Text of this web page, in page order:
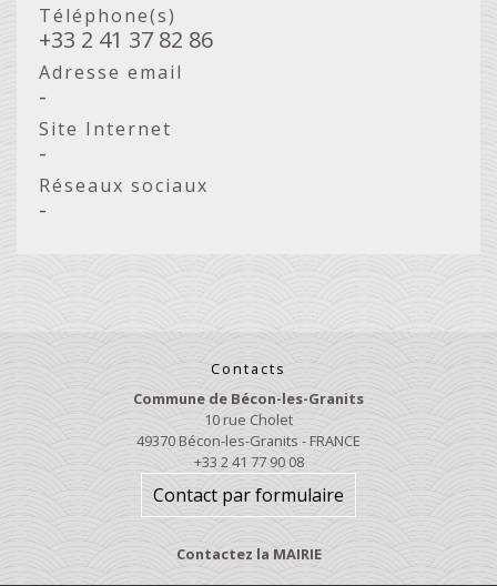
Téléphone(s)
+33 2 41 37 82 86
Adresse email
-
Site Internet
-
Réseaux sociaux
-
Contacts
Commune de Bécon-les-Granits
10 rue Cholet
49370 Bécon-les-Granits - FRANCE
+33 2 41 77 90 08
Contact par formulaire
Contactez la MAIRIE